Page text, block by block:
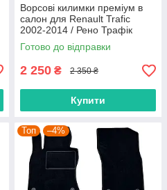
Ворсові килимки преміум в
салон для Renault Trafic
2002-2014 / Рено Трафік
килимки
Готово до відправки
2 250 ₴ 2 350 ₴
Купити
Топ –4%